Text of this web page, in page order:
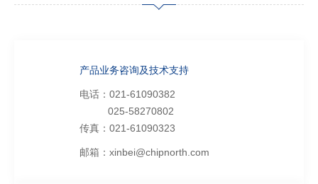
产品业务咨询及技术支持
电话：021-61090382
025-58270802
传真：021-61090323
邮箱：xinbei@chipnorth.com